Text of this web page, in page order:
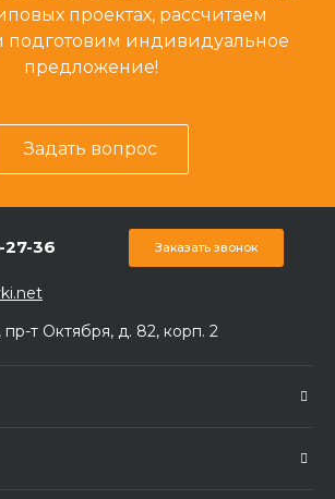
проектах, рассчитаем
подготовим индивидуальное
предложение!
Задать вопрос
27-36 Заказать звонок
пр-т Октября, д. 82, корп. 2